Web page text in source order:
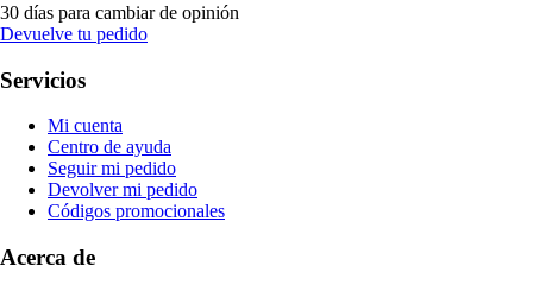
30 días para cambiar de opinión
Devuelve tu pedido
Servicios
Mi cuenta
Centro de ayuda
Seguir mi pedido
Devolver mi pedido
Códigos promocionales
Acerca de